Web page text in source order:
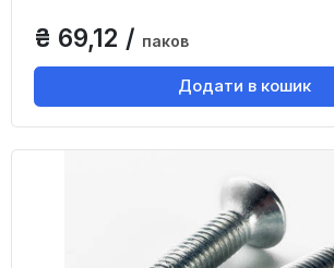
₴ 69,12 / паков
Додати в кошик